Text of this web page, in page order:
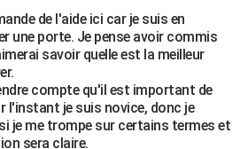
de l'aide ici car je suis en
une porte. Je pense avoir commis
savoir quelle est la meilleur
compte qu'il est important de
l'instant je suis novice, donc je
je me trompe sur certains termes et
sera claire.